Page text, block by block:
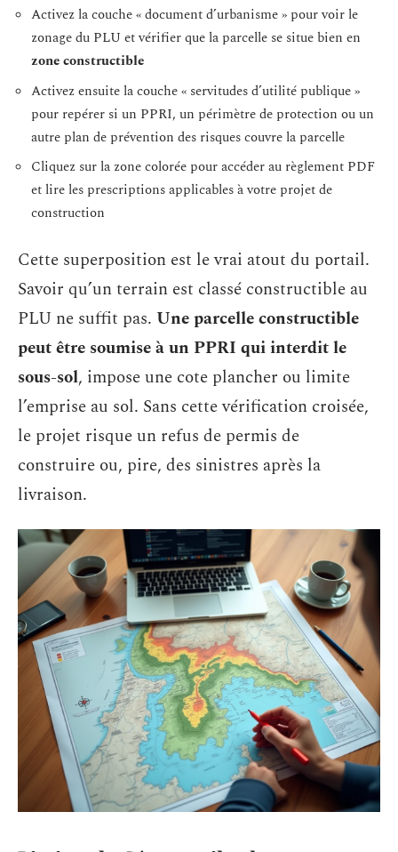
Activez la couche « document d’urbanisme » pour voir le
zonage du PLU et vérifier que la parcelle se situe bien en
zone constructible
Activez ensuite la couche « servitudes d’utilité publique »
pour repérer si un PPRI, un périmètre de protection ou un
autre plan de prévention des risques couvre la parcelle
Cliquez sur la zone colorée pour accéder au règlement PDF
et lire les prescriptions applicables à votre projet de
construction
Cette superposition est le vrai atout du portail.
Savoir qu’un terrain est classé constructible au
PLU ne suffit pas. Une parcelle constructible
peut être soumise à un PPRI qui interdit le
sous-sol, impose une cote plancher ou limite
l’emprise au sol. Sans cette vérification croisée,
le projet risque un refus de permis de
construire ou, pire, des sinistres après la
livraison.